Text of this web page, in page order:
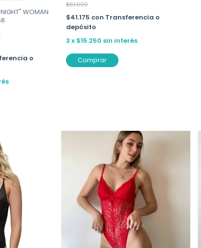
WOMAN
o
$61.000
$41.175 con Transferencia o
depósito
3 x $15.250 sin interés
Comprar